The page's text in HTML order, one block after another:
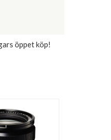
öppet köp!